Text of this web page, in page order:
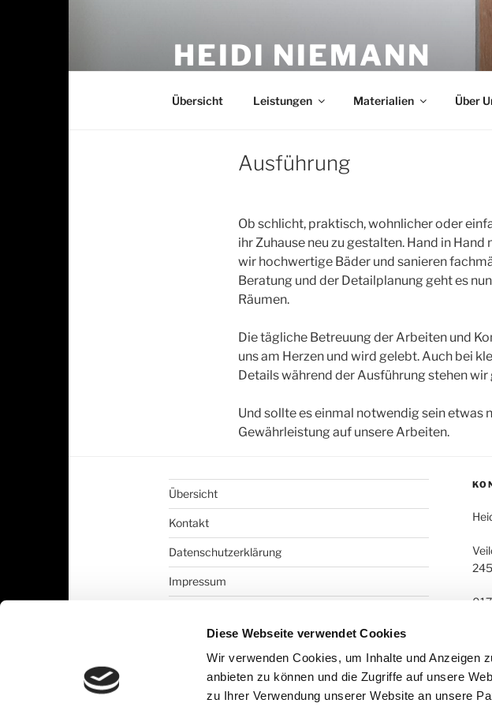
Diese Webseite verwendet Cookies
Wir verwenden Cookies, um Inhalte und Anzeigen
anbieten zu können und die Zugriffe auf unsere
zu Ihrer Verwendung unserer Website an unsere
HEIDI NIEMANN
Übersicht Leistungen Materialien Über
Ausführung
Ob schlicht, praktisch, wohnlicher oder
ihr Zuhause neu zu gestalten. Hand in
wir hochwertige Bäder und sanieren
Beratung und der Detailplanung geht es
Räumen.
Die tägliche Betreuung der Arbeiten und
uns am Herzen und wird gelebt. Auch bei
Details während der Ausführung stehen wir
Und sollte es einmal notwendig sein etwas
Gewährleistung auf unsere Arbeiten.
Übersicht
Kontakt
Datenschutzerklärung
Impressum